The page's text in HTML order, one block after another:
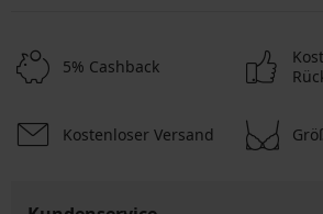
5% Cashback
Kostenloser Versand